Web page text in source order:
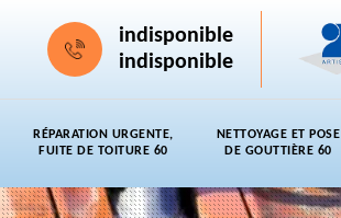
indisponible
indisponible
RÉPARATION URGENTE,
FUITE DE TOITURE 60
NETTOYAGE ET POSE
DE GOUTTIÈRE 60